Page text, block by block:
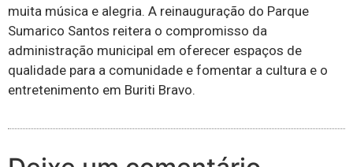
muita música e alegria. A reinauguração do Parque
Sumarico Santos reitera o compromisso da
administração municipal em oferecer espaços de
qualidade para a comunidade e fomentar a cultura e o
entretenimento em Buriti Bravo.